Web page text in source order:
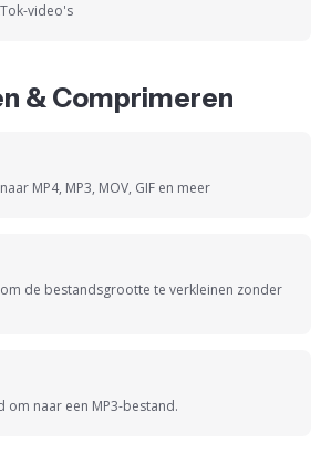
video's
& Comprimeren
MP4, MP3, MOV, GIF en meer
de bestandsgrootte te verkleinen zonder
om naar een MP3-bestand.